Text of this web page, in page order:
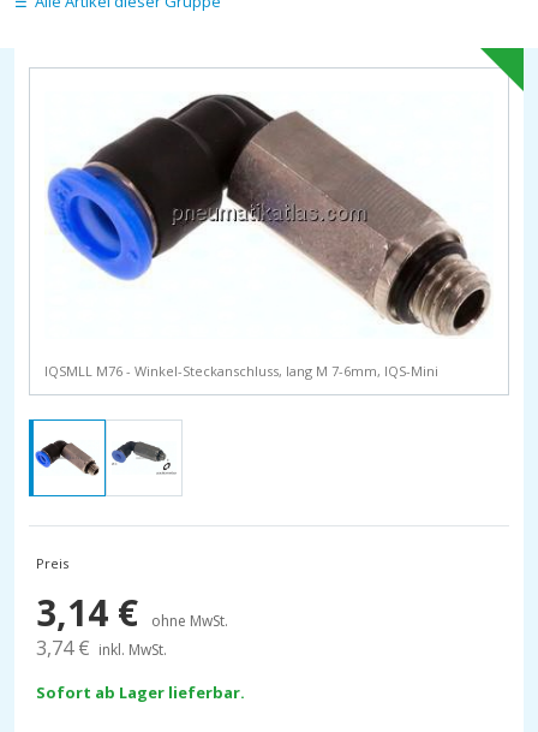
IQSMLL M76 - Winkel-Steckanschluss, lang M 7-6mm, IQS-Mini
Preis
3,14 € ohne MwSt.
3,74€ inkl. MwSt.
Sofort ab Lager lieferbar.